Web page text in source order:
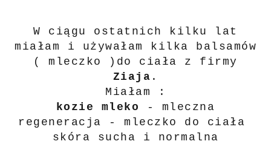
W ciągu ostatnich kilku lat
miałam i używałam kilka balsamów
( mleczko )do ciała z firmy
Ziaja .
Miałam :
kozie mleko
- mleczna
regeneracja - mleczko do ciała
skóra sucha i normalna